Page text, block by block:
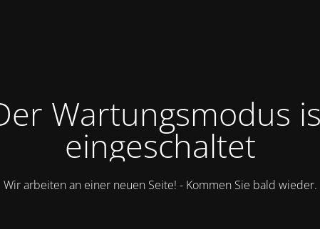
Wartungsmodus
eingeschaltet
Wir arbeiten an einer neuen Seite! - Kommen Sie bald wieder.